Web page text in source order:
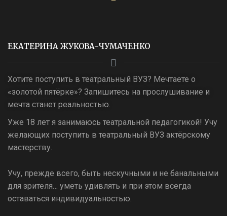
ЕКАТЕРИНА ЖУКОВА-ЧУМАЧЕНКО
Хотите поступить в театральный ВУЗ? Мечтаете о
«золотой пятёрке»? Запишитесь на прослушивание и
мечта станет реальностью.
Уже 18 лет я занимаюсь театральной педагогикой! Учу
желающих поступить в театральный ВУЗ актёрскому
мастерству.
Учу, прежде всего, быть нескучными и не банальными
для зрителя… уметь удивлять и при этом всегда
оставаться индивидуальностью.